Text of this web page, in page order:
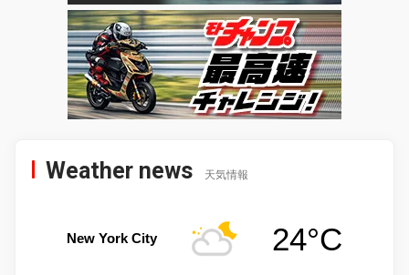
Weather news 天気情報
New York City 24°C